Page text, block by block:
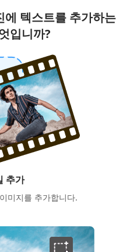
에 텍스트를 추가하는
입니까?
추가
미지를 추가합니다.